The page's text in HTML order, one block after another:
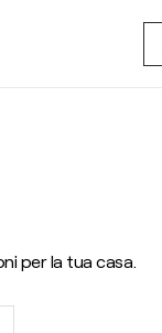
per la tua casa.